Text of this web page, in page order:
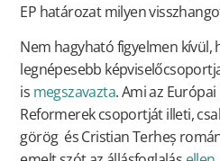
EP határozat milyen
Nem hagyható figyelmen kívül,
legnépesebb
is megszavazta. Ami az
Reformerek csoportját illeti,
görög és Cristian Terheș